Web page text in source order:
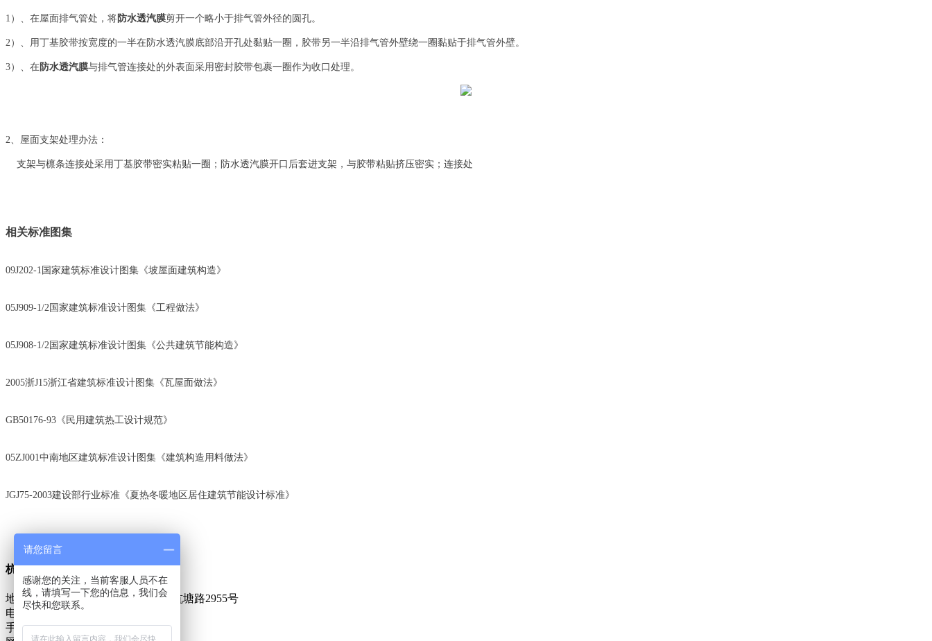
1）、在屋面排气管处，将防水透汽膜剪开一个略小于排气管外径的圆孔。
2）、用丁基胶带按宽度的一半在防水透汽膜底部沿开孔处黏贴一圈，胶带另一半沿排气管外壁绕一圈黏贴于排气管外壁。
3）、在防水透汽膜与排气管连接处的外表面采用密封胶带包裹一圈作为收口处理。
2、屋面支架处理办法：
支架与檩条连接处采用丁基胶带密实粘贴一圈；防水透汽膜开口后套进支架，与胶带粘贴挤压密实；连接处
相关标准图集
09J202-1国家建筑标准设计图集《坡屋面建筑构造》
05J909-1/2国家建筑标准设计图集《工程做法》
05J908-1/2国家建筑标准设计图集《公共建筑节能构造》
2005浙J15浙江省建筑标准设计图集《瓦屋面做法》
GB50176-93《民用建筑热工设计规范》
05ZJ001中南地区建筑标准设计图集《建筑构造用料做法》
JGJ75-2003建设部行业标准《夏热冬暖地区居住建筑节能设计标准》
杭州昂世建筑节能科技有限公司
地址：杭州市余杭区仓前工业区余杭塘路2955号
电话：0571-88057481
手机：13735826380
请您留言
感谢您的关注，当前客服人员不在
线，请填写一下您的信息，我们会
尽快和您联系。